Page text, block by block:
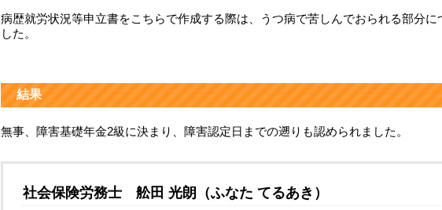
病歴就労状況等申立書をこちらで作成する際は、うつ病で苦しんでおられる部分に
した。
結果
無事、障害基礎年金2級に決まり、障害認定日までの遡りも認められました。
社会保険労務士 舩田 光朗（ふなた てるあき）